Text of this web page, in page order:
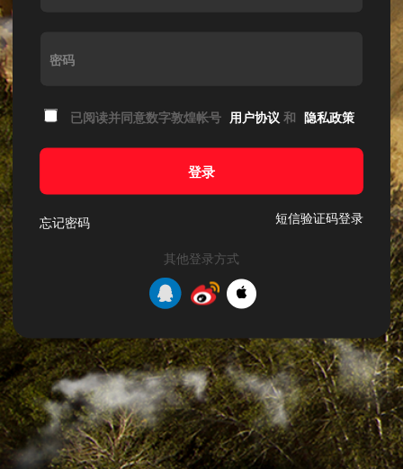
密码
已阅读并同意数字敦煌帐号 用户协议 和 隐私政策
登录
忘记密码 短信验证码登录
其他登录方式